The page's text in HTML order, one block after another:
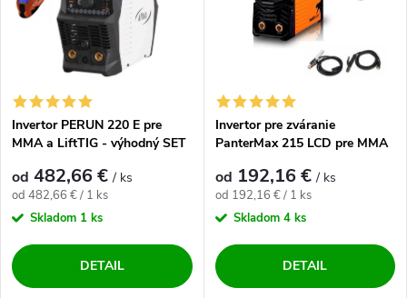
Abecedne
Invertor PERUN 220 E pre
MMA a LiftTIG - výhodný SET
od 482,66 €/ ks
Jednotková cena:
od 482,66 € / 1 ks
Skladom 1 ks
DETAIL
Invertor pre zváranie
PanterMax 215 LCD pre MMA
od 192,16 €/ ks
Jednotková cena:
od 192,16 € / 1 ks
Skladom 4 ks
DETAIL